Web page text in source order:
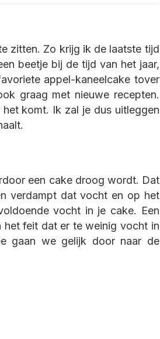
site
zitten. Zo krijg ik de laatste tijd
beetje bij de tijd van het jaar,
appel-kaneelcake tover
graag met nieuwe recepten.
komt. Ik zal je dus uitleggen
een cake droog wordt. Dat
verdampt dat vocht en op het
vocht in je cake. Een
het feit dat er te weinig vocht in
gaan we gelijk door naar de